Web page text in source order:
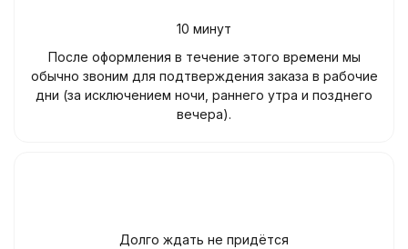
10 минут
После оформления в течение этого времени мы
обычно звоним для подтверждения заказа в рабочие
дни (за исключением ночи, раннего утра и позднего
вечера).
Долго ждать не придётся